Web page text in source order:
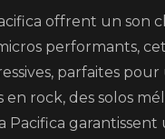
offrent un son
performants,
parfaites
rock, des solos
Pacifica